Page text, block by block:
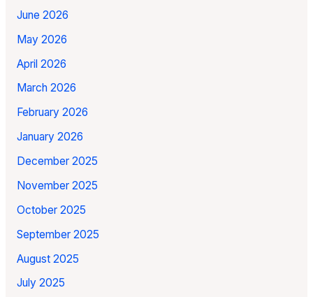
June 2026
May 2026
April 2026
March 2026
February 2026
January 2026
December 2025
November 2025
October 2025
September 2025
August 2025
July 2025